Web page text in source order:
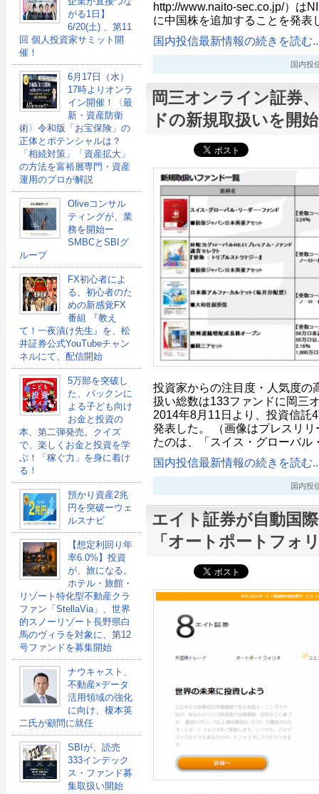
がる1日】
6/20(土) 、第11
回 個人投資家サミット開
催！
6月17日（水）
17時よりオンラ
イン開催！〈最
新・資産防衛
術〉令和版「お宝保険」の
正体とポテンシャルは？
「相続対策」「資産拡大」
の方法を富裕層専門・資産
運用のプロが解説
Oliveコンサル
ティングが、業
務を開始ー
SMBCとSBIグ
ループ
FX初心者によ
る、初心者のた
めの新感覚FX
番組 『教え
て！一夜漬け先生』を、松
井証券公式YouTubeチャン
ネルにて、配信開始
5万部を突破し
た、パックンに
よる子ども向け
お金と投資の
本、第二弾発売。クイズ
で、楽しくお金と投資を学
ぶ！「稼ぐ力」を身に着け
る！
預かり資産2兆
円を突破ーウェ
ルスナビ
【想定利回り年
率6.0%】投資
が、旅になる。
ホテル・旅館・
リゾート特化型不動産クラ
ファン「StellaVia」、世界
的スノーリゾート長野県白
馬のヴィラを対象に、第12
号ファンドを募集開始
ナウキャスト、
不動産×データ
活用領域の強化
に向け、榎本英
二氏が顧問に就任
SBIが、読売
333インデック
ス・ファンド募
集取扱い開始
http://www.naito-sec.co.jp/）は
に中国株を追加することを発
国内投信最新情報の続きを読む
国内投
岡三オンライン証券
ドの新規取扱いを開始
投資家からの注目度・人気度の
扱い総数は133ファンドに岡三
2014年8月11日より、投資信託
発表した。 （画像はプレスリ
たのは、「スイス・グローバ
国内投信最新情報の続きを読む
国内投
エイト証券が自動国
「オートポートフォ